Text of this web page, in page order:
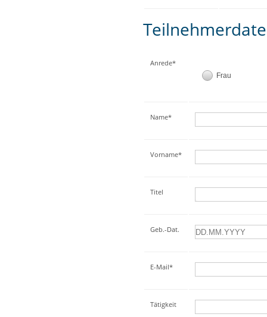
Anrede*
Frau
Name*
Vorname*
Titel
Geb.-Dat.
E-Mail*
Tätigkeit